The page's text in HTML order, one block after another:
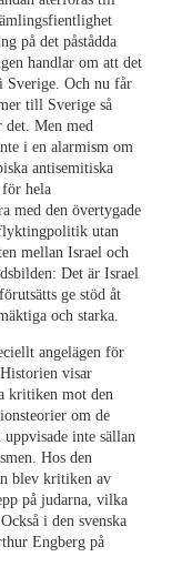
på det påstådda
handlar om att det
Sverige. Och nu får
till Sverige så
det. Men med
i en alarmism om
antisemitiska
för hela
med den övertygade
utan
mellan Israel och
Det är Israel
ge stöd åt
och starka.
angelägen för
visar
kritiken mot den
om de
inte sällan
Hos den
blev kritiken av
på judarna, vilka
i den svenska
Engberg på